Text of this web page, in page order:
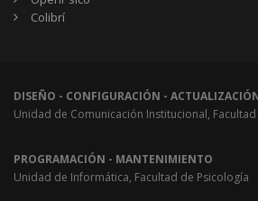
Colibrí
DISEÑO - CONFIGURACIÓN -
Unidad de Comunicación Institucional,
PROGRAMACIÓN - MANTENIMIENTO
Unidad de Informática, Facultad de Psicología